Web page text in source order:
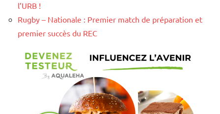
l’URB !
Rugby – Nationale : Premier match de préparation et
premier succès du REC